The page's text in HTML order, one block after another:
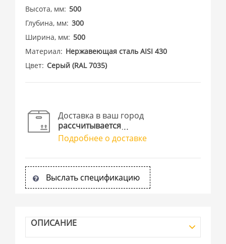
Высота, мм
500
Глубина, мм 300
Ширина, мм
500
Материал
Нержавеющая сталь AISI 430
Цвет Cерый (RAL 7035)
Доставка в ваш город
рассчитывается
Подробнее о доставке
Выслать спецификацию
ОПИСАНИЕ